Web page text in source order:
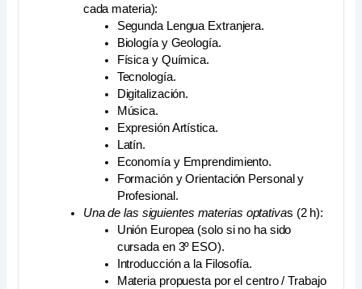
cada materia):
Segunda Lengua Extranjera.
Biología y Geología.
Física y Química.
Tecnología.
Digitalización.
Música.
Expresión Artística.
Latín.
Economía y Emprendimiento.
Formación y Orientación Personal y
Profesional.
Una de las siguientes materias optativas (2 h):
Unión Europea (solo si no ha sido
cursada en 3º ESO).
Introducción a la Filosofía.
Materia propuesta por el centro / Trabajo